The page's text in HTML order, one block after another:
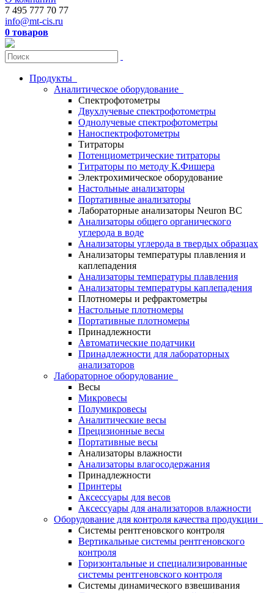
7 495 777 70 77
info@mt-cis.ru
0 товаров
Продукты
Аналитическое оборудование
Спектрофотометры
Двухлучевые спектрофотометры
Однолучевые спектрофотометры
Наноспектрофотометры
Титраторы
Потенциометрические титраторы
Титраторы по методу К.Фишера
Электрохимическое оборудование
Настольные анализаторы
Портативные анализаторы
Лабораторные анализаторы Neuron BC
Анализаторы общего органического
углерода в воде
Анализаторы углерода в твердых образцах
Анализаторы температуры плавления и
каплепадения
Анализаторы температуры плавления
Анализаторы температуры каплепадения
Плотномеры и рефрактометры
Настольные плотномеры
Портативные плотномеры
Принадлежности
Автоматические податчики
Принадлежности для лабораторных
анализаторов
Лабораторное оборудование
Весы
Микровесы
Полумикровесы
Аналитические весы
Прецизионные весы
Портативные весы
Анализаторы влажности
Анализаторы влагосодержания
Принадлежности
Принтеры
Аксессуары для весов
Аксессуары для анализаторов влажности
Оборудование для контроля качества продукции
Системы рентгеновского контроля
Вертикальные системы рентгеновского
контроля
Горизонтальные и специализированные
системы рентгеновского контроля
Системы динамического взвешивания